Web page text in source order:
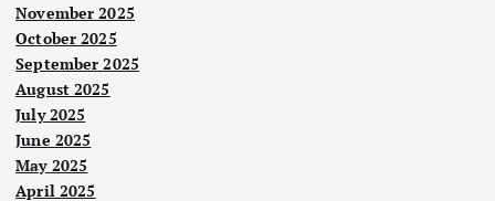
November 2025
October 2025
September 2025
August 2025
July 2025
June 2025
May 2025
April 2025
Berit
a
Utam